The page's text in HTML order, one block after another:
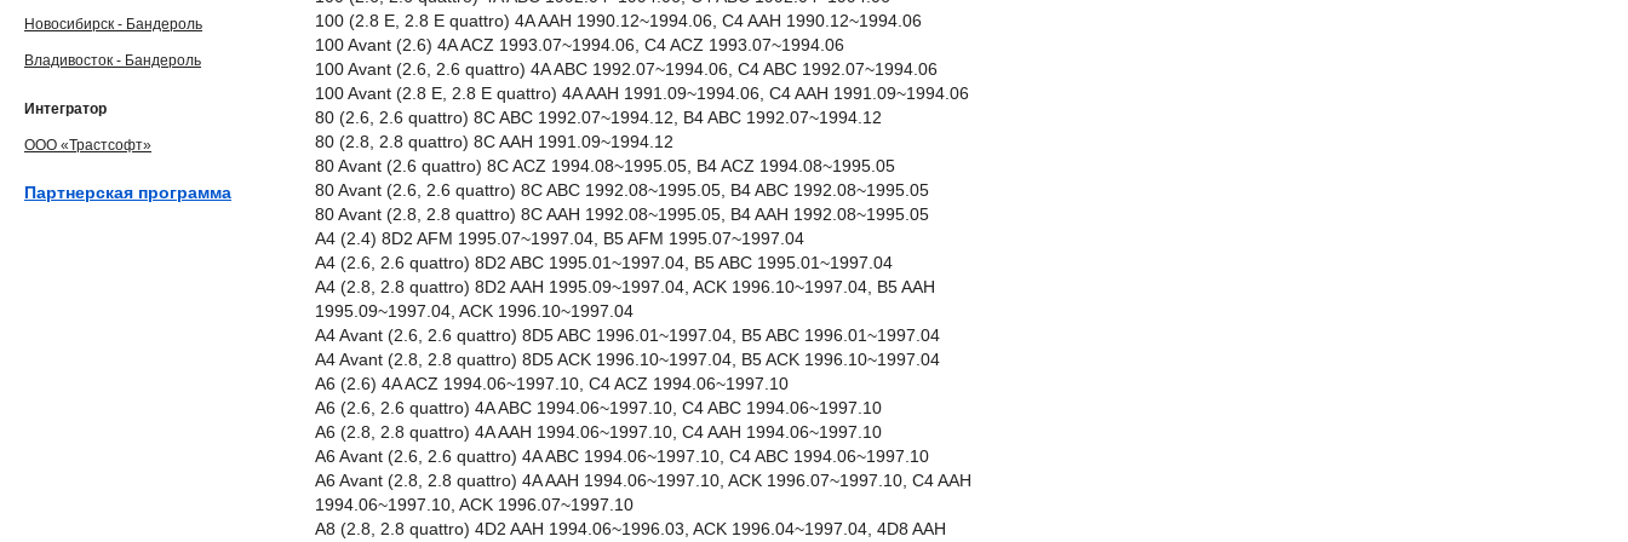
100 (2.8 E, 2.8 E quattro) 4A AAH 1990.12~1994.06, C4 AAH 1990.12~1994.06
100 Avant (2.6) 4A ACZ 1993.07~1994.06, C4 ACZ 1993.07~1994.06
100 Avant (2.6, 2.6 quattro) 4A ABC 1992.07~1994.06, C4 ABC 1992.07~1994.06
100 Avant (2.8 E, 2.8 E quattro) 4A AAH 1991.09~1994.06, C4 AAH 1991.09~1994.06
80 (2.6, 2.6 quattro) 8C ABC 1992.07~1994.12, B4 ABC 1992.07~1994.12
80 (2.8, 2.8 quattro) 8C AAH 1991.09~1994.12
80 Avant (2.6 quattro) 8C ACZ 1994.08~1995.05, B4 ACZ 1994.08~1995.05
80 Avant (2.6, 2.6 quattro) 8C ABC 1992.08~1995.05, B4 ABC 1992.08~1995.05
80 Avant (2.8, 2.8 quattro) 8C AAH 1992.08~1995.05, B4 AAH 1992.08~1995.05
A4 (2.4) 8D2 AFM 1995.07~1997.04, B5 AFM 1995.07~1997.04
A4 (2.6, 2.6 quattro) 8D2 ABC 1995.01~1997.04, B5 ABC 1995.01~1997.04
A4 (2.8, 2.8 quattro) 8D2 AAH 1995.09~1997.04, ACK 1996.10~1997.04, B5 AAH
1995.09~1997.04, ACK 1996.10~1997.04
A4 Avant (2.6, 2.6 quattro) 8D5 ABC 1996.01~1997.04, B5 ABC 1996.01~1997.04
A4 Avant (2.8, 2.8 quattro) 8D5 ACK 1996.10~1997.04, B5 ACK 1996.10~1997.04
A6 (2.6) 4A ACZ 1994.06~1997.10, C4 ACZ 1994.06~1997.10
A6 (2.6, 2.6 quattro) 4A ABC 1994.06~1997.10, C4 ABC 1994.06~1997.10
A6 (2.8, 2.8 quattro) 4A AAH 1994.06~1997.10, C4 AAH 1994.06~1997.10
A6 Avant (2.6, 2.6 quattro) 4A ABC 1994.06~1997.10, C4 ABC 1994.06~1997.10
A6 Avant (2.8, 2.8 quattro) 4A AAH 1994.06~1997.10, ACK 1996.07~1997.10, C4 AAH
1994.06~1997.10, ACK 1996.07~1997.10
A8 (2.8, 2.8 quattro) 4D2 AAH 1994.06~1996.03, ACK 1996.04~1997.04, 4D8 AAH
Новосибирск - Бандероль
Владивосток - Бандероль
Интегратор
ООО «Трастсофт»
Партнерская программа